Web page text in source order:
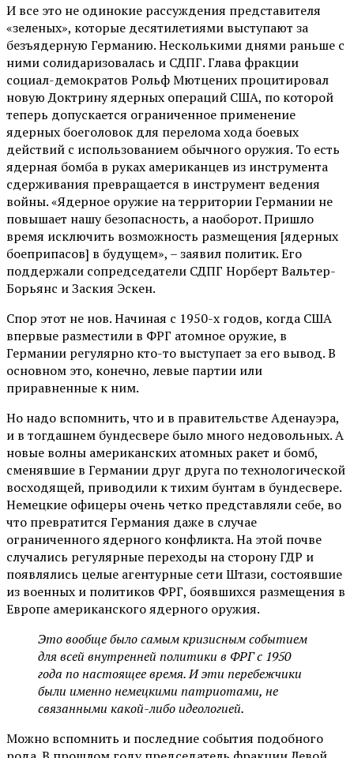
И все это не одинокие рассуждения представителя
«зеленых», которые десятилетиями выступают за
безъядерную Германию. Несколькими днями раньше с
ними солидаризовалась и СДПГ. Глава фракции
социал-демократов Рольф Мютцених процитировал
новую Доктрину ядерных операций США, по которой
теперь допускается ограниченное применение
ядерных боеголовок для перелома хода боевых
действий с использованием обычного оружия. То есть
ядерная бомба в руках американцев из инструмента
сдерживания превращается в инструмент ведения
войны. «Ядерное оружие на территории Германии не
повышает нашу безопасность, а наоборот. Пришло
время исключить возможность размещения [ядерных
боеприпасов] в будущем», – заявил политик. Его
поддержали сопредседатели СДПГ Норберт Вальтер-
Борьянс и Заския Эскен.
Спор этот не нов. Начиная с 1950-х годов, когда США
впервые разместили в ФРГ атомное оружие, в
Германии регулярно кто-то выступает за его вывод. В
основном это, конечно, левые партии или
приравненные к ним.
Но надо вспомнить, что и в правительстве Аденауэра,
и в тогдашнем бундесвере было много недовольных. А
новые волны американских атомных ракет и бомб,
сменявшие в Германии друг друга по технологической
восходящей, приводили к тихим бунтам в бундесвере.
Немецкие офицеры очень четко представляли себе, во
что превратится Германия даже в случае
ограниченного ядерного конфликта. На этой почве
случались регулярные переходы на сторону ГДР и
появлялись целые агентурные сети Штази, состоявшие
из военных и политиков ФРГ, боявшихся размещения в
Европе американского ядерного оружия.
Это вообще было самым кризисным событием
для всей внутренней политики в ФРГ с 1950
года по настоящее время. И эти перебежчики
были именно немецкими патриотами, не
связанными какой-либо идеологией.
Можно вспомнить и последние события подобного